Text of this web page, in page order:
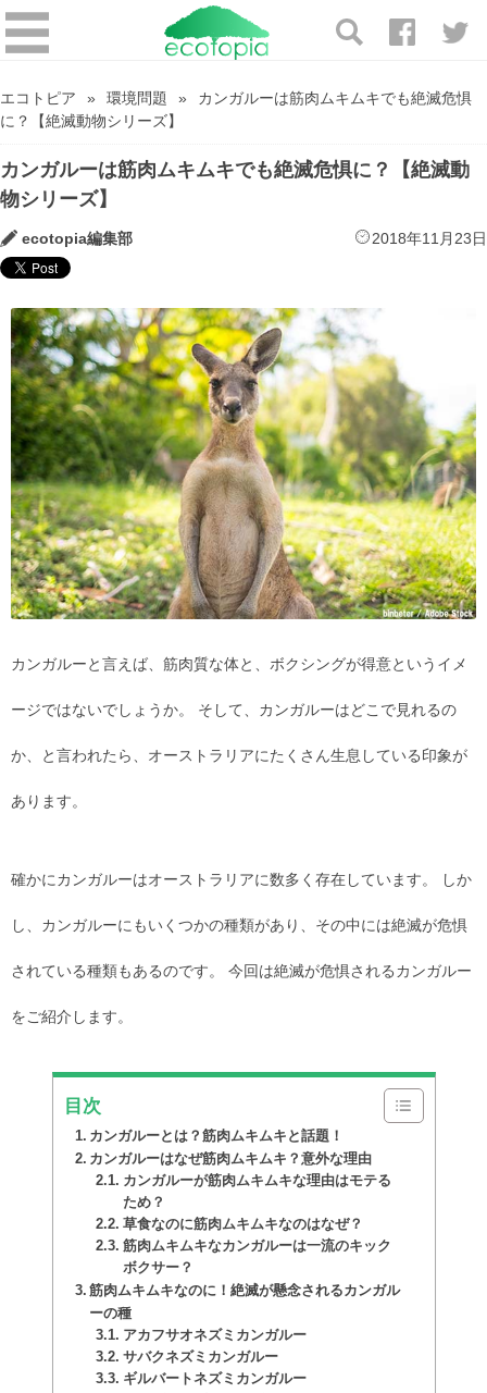
エコトピア 環境問題
カンガルーは筋肉ムキムキでも絶滅危惧
に？【絶滅動物シリーズ】
カンガルーは筋肉ムキムキでも絶滅危惧に？【絶滅動
物シリーズ】
ecotopia編集部 2018年11月23日
カンガルーと言えば、筋肉質な体と、ボクシングが得意というイメ
ージではないでしょうか。 そして、カンガルーはどこで見れるの
か、と言われたら、オーストラリアにたくさん生息している印象が
あります。
確かにカンガルーはオーストラリアに数多く存在しています。 しか
し、カンガルーにもいくつかの種類があり、その中には絶滅が危惧
されている種類もあるのです。 今回は絶滅が危惧されるカンガルー
をご紹介します。
目次
カンガルーとは？筋肉ムキムキと話題！
カンガルーはなぜ筋肉ムキムキ？意外な理由
カンガルーが筋肉ムキムキな理由はモテる
ため？
草食なのに筋肉ムキムキなのはなぜ？
筋肉ムキムキなカンガルーは一流のキック
ボクサー？
筋肉ムキムキなのに！絶滅が懸念されるカンガル
ーの種
アカフサオネズミカンガルー
サバクネズミカンガルー
ギルバートネズミカンガルー